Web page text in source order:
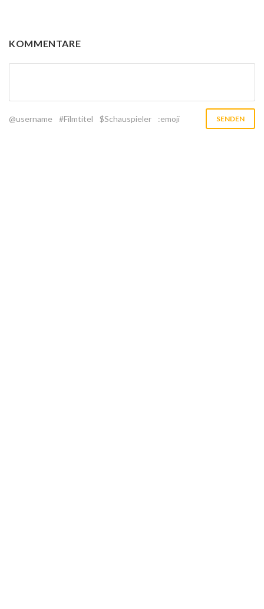
KOMMENTARE
@username #Filmtitel $Schauspieler :emoji